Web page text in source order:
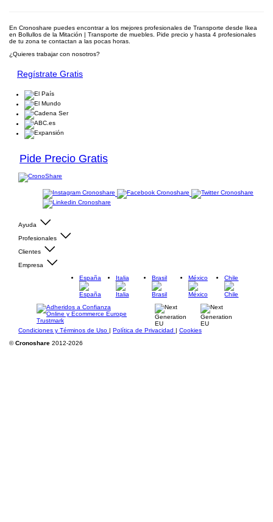
En Cronoshare puedes encontrar a los mejores profesionales de Transporte desde Ikea
en Bollullos de la Mitación | Transporte de muebles. Pide precio y hasta 4 profesionales
de tu zona te contactan a las pocas horas.
¿Quieres trabajar con nosotros?
Regístrate Gratis
Pide Precio Gratis
Ayuda
Profesionales
Clientes
Empresa
España
Italia Brasil México Chile
Condiciones y Términos de Uso | Política de Privacidad | Cookies
©Cronoshare 2012-2026